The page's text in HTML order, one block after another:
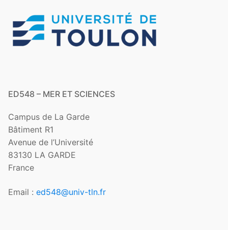
ED548 – MER ET SCIENCES
Campus de La Garde
Bâtiment R1
Avenue de l’Université
83130 LA GARDE
France
Email : ed548@univ-tln.fr